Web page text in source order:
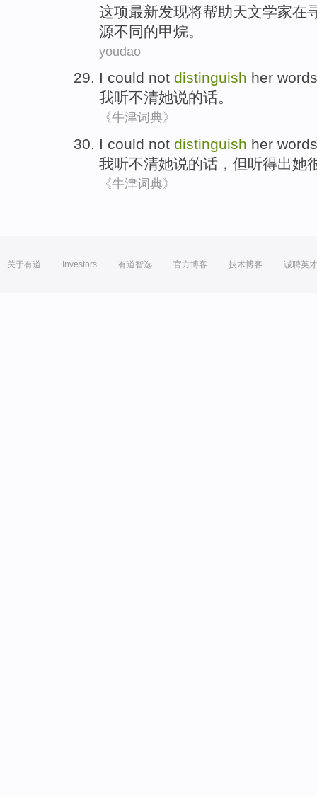
这项最新发现将帮助天文学家在
源不同的甲烷。
youdao
I could not distinguish her words
我听不清她说的话。
《牛津词典》
I could not distinguish her words
我听不清她说的话 ， 但听得出她
《牛津词典》
关于有道 Investors 有道智选 官方博客 技术博客 诚聘英才